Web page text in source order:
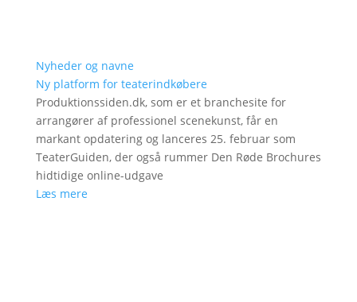
Nyheder og navne
Ny platform for teaterindkøbere
Produktionssiden.dk, som er et branchesite for
arrangører af professionel scenekunst, får en
markant opdatering og lanceres 25. februar som
TeaterGuiden, der også rummer Den Røde Brochures
hidtidige online-udgave
Læs mere